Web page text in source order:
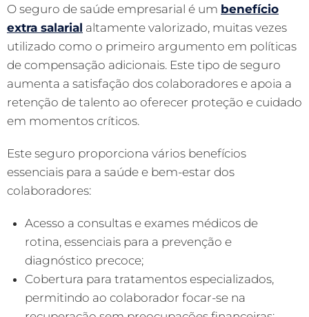
O seguro de saúde empresarial é um benefício
extra salarial altamente valorizado, muitas vezes
utilizado como o primeiro argumento em políticas
de compensação adicionais. Este tipo de seguro
aumenta a satisfação dos colaboradores e apoia a
retenção de talento ao oferecer proteção e cuidado
em momentos críticos.
Este seguro proporciona vários benefícios
essenciais para a saúde e bem-estar dos
colaboradores:
Acesso a consultas e exames médicos de
rotina, essenciais para a prevenção e
diagnóstico precoce;
Cobertura para tratamentos especializados,
permitindo ao colaborador focar-se na